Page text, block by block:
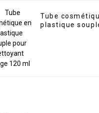
Tube
plastique